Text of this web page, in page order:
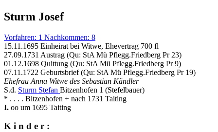
Sturm Josef
Vorfahren: 1 Nachkommen: 8
15.11.1695 Einheirat bei Witwe, Ehevertrag 700 fl
27.09.1731 Austrag (Qu: StA Mü Pflegg.Friedberg Pr 23)
01.12.1698 Quittung (Qu: StA Mü Pflegg.Friedberg Pr 9)
07.11.1722 Geburtsbrief (Qu: StA Mü Pflegg.Friedberg Pr 19)
Ehefrau Anna Witwe des Sebastian Kändler
S.d. Sturm Stefan Bitzenhofen 1 (Stefelbauer)
* . . . . Bitzenhofen + nach 1731 Taiting
I. oo um 1695 Taiting
K i n d e r :